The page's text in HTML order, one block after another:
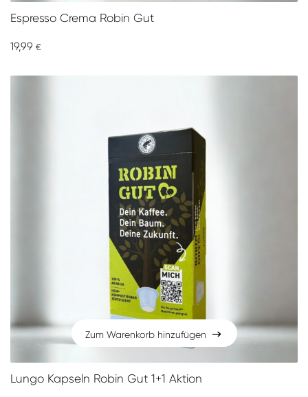
Espresso Crema Robin Gut
19,99 €
Zum Warenkorb hinzufügen
Zum Warenkorb hinzufügen
Lungo Kapseln Robin Gut 1+1 Aktion